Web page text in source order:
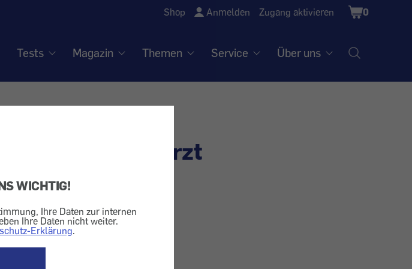
WICHTIG!
Ihre Daten zur internen
Ihre Daten nicht weiter.
Erklärung.
Shop Anmelden Zugang aktivieren
Shopping
Cart
0
Tests Magazin Themen Service Über uns
bei
zum Hausarzt